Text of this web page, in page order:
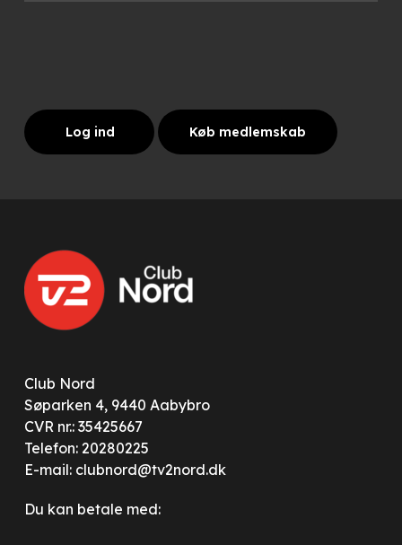
Log ind Køb medlemskab
Club Nord
Søparken 4, 9440 Aabybro
CVR nr.: 35425667
Telefon: 20280225
E-mail: clubnord@tv2nord.dk
Du kan betale med: